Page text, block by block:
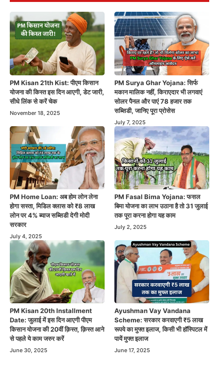
PM Kisan 21th Kist: पीएम किसान
योजना की किस्त इस दिन आएगी, डेट जारी,
सीधे लिंक से करें चेक
November 18, 2025
PM Surya Ghar Yojana: सिर्फ
मकान मालिक नहीं, किराएदार भी लगवाएं
सोलर पैनल और पाएं 78 हजार तक
सब्सिडी, जानिए पूरा प्रोसेस
July 7, 2025
PM Home Loan: अब होम लोन लेना
होगा सस्ता, मिडिल क्लास को ₹8 लाख
लोन पर 4% ब्याज सब्सिडी देगी मोदी
सरकार
July 4, 2025
PM Fasal Bima Yojana: फसल
बिमा योजना का लाभ उठाना है तो 31 जुलाई
तक पूरा करना होगा यह काम
July 2, 2025
PM Kisan 20th Installment
Date: जुलाई में इस दिन आएगी पीएम
किसान योजना की 20वीं क़िस्त, क़िस्त आने
से पहले ये काम जरुर करें
June 30, 2025
Ayushman Vay Vandana
Scheme: सरकार करवाएगी ₹5 लाख
रूपये का मुफ्त इलाज, किसी भी हॉस्पिटल में
पायें मुफ्त इलाज
June 17, 2025